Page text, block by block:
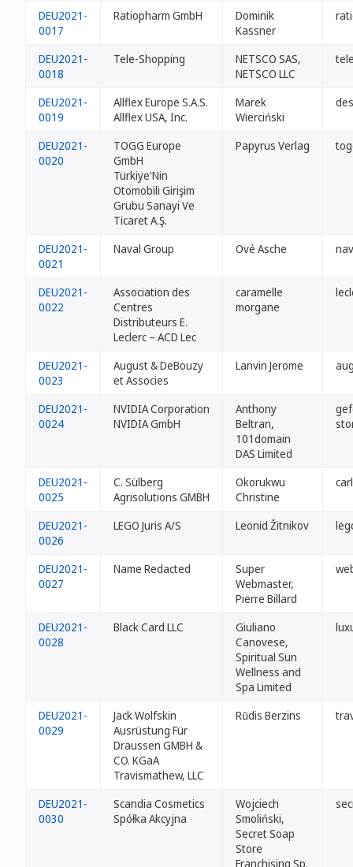
DEU2021-
0017
Ratiopharm GmbH
Dominik
Kassner
DEU2021-
0018
Tele-Shopping
NETSCO SAS,
NETSCO LLC
DEU2021-
0019
Allflex Europe S.A.S.
Allflex USA, Inc.
Marek
Wierciński
DEU2021-
0020
TOGG Europe
GmbH
Türkiye'Nin
Otomobili Girişim
Grubu Sanayi Ve
Ticaret A.Ş.
Papyrus Verlag
DEU2021-
0021
Naval Group Ové Asche
DEU2021-
0022
Association des
Centres
Distributeurs E.
Leclerc – ACD Lec
caramelle
morgane
DEU2021-
0023
August & DeBouzy
et Associes
Lanvin Jerome
DEU2021-
0024
NVIDIA Corporation
NVIDIA GmbH
Anthony
Beltran,
101domain
DAS Limited
DEU2021-
0025
C. Sülberg
Agrisolutions GMBH
Okorukwu
Christine
DEU2021-
0026
LEGO Juris A/S Leonid Žitnikov
DEU2021-
0027
Name Redacted
Super
Webmaster,
Pierre Billard
DEU2021-
0028
Black Card LLC
Giuliano
Canovese,
Spiritual Sun
Wellness and
Spa Limited
DEU2021-
0029
Jack Wolfskin
Ausrüstung Für
Draussen GMBH &
CO. KGaA
Travismathew, LLC
Rūdis Berzins
DEU2021-
0030
Scandia Cosmetics
Spółka Akcyjna
Wojciech
Smoliński,
Secret Soap
Store
Franchising Sp.